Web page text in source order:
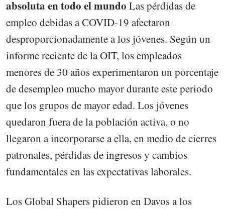
absoluta en todo el mundo Las pérdidas de
empleo debidas a COVID-19 afectaron
desproporcionadamente a los jóvenes. Según un
informe reciente de la OIT, los empleados
menores de 30 años experimentaron un porcentaje
de desempleo mucho mayor durante este periodo
que los grupos de mayor edad. Los jóvenes
quedaron fuera de la población activa, o no
llegaron a incorporarse a ella, en medio de cierres
patronales, pérdidas de ingresos y cambios
fundamentales en las expectativas laborales.
Los Global Shapers pidieron en Davos a los